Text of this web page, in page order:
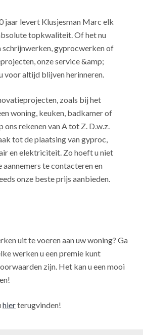
jaar levert Klusjesman Marc elk
topkwaliteit. Of het nu
schrijnwerken, gyprocwerken of
onze service &amp;
voor altijd blijven herinneren.
zoals bij het
woning, keuken, badkamer of
ons rekenen van A tot Z. D.w.z.
tot de plaatsing van gyproc,
en elektriciteit. Zo hoeft u niet
aannemers te contacteren en
onze beste prijs aanbieden.
uit te voeren aan uw woning? Ga
werken u een premie kunt
zijn. Het kan u een mooi
hierterugvinden!